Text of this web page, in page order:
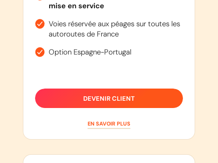
mise en service
Voies réservée aux péages sur toutes les
autoroutes de France
Option Espagne-Portugal
DEVENIR CLIENT
EN SAVOIR PLUS